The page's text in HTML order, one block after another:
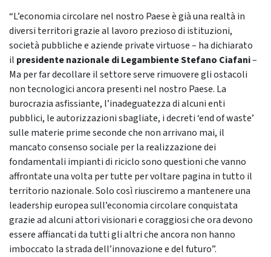
“L’economia circolare nel nostro Paese è già una realtà in
diversi territori grazie al lavoro prezioso di istituzioni,
società pubbliche e aziende private virtuose – ha dichiarato
il presidente nazionale di Legambiente Stefano Ciafani–
Ma per far decollare il settore serve rimuovere gli ostacoli
non tecnologici ancora presenti nel nostro Paese. La
burocrazia asfissiante, l’inadeguatezza di alcuni enti
pubblici, le autorizzazioni sbagliate, i decreti ‘end of waste’
sulle materie prime seconde che non arrivano mai, il
mancato consenso sociale per la realizzazione dei
fondamentali impianti di riciclo sono questioni che vanno
affrontate una volta per tutte per voltare pagina in tutto il
territorio nazionale. Solo così riusciremo a mantenere una
leadership europea sull’economia circolare conquistata
grazie ad alcuni attori visionari e coraggiosi che ora devono
essere affiancati da tutti gli altri che ancora non hanno
imboccato la strada dell’innovazione e del futuro”.